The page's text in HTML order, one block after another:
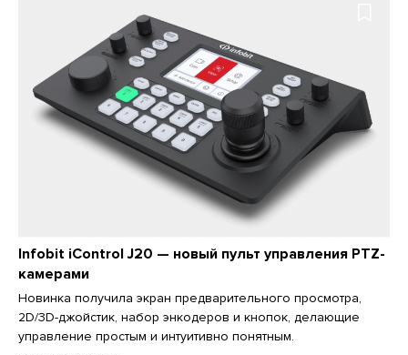
Infobit iControl J20 — новый пульт управления PTZ-
камерами
Новинка получила экран предварительного просмотра,
2D/3D-джойстик, набор энкодеров и кнопок, делающие
управление простым и интуитивно понятным.